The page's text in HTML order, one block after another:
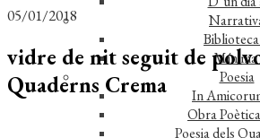
Poesia
In
Obra
Poesia dels
05/01/2018
vidre de nit seguit de
Quaderns Crema